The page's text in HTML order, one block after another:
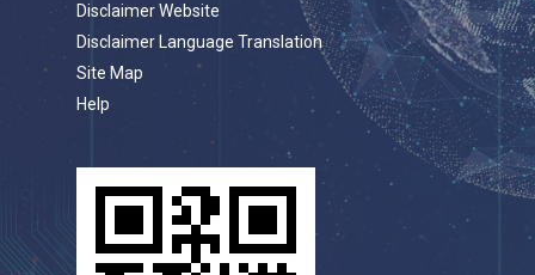
Disclaimer Website
Disclaimer Language Translation
Site Map
Help